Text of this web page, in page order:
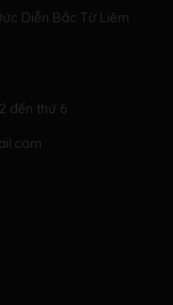
Diễn Bắc Từ Liêm
đến thứ 6